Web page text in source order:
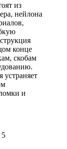
из
нейлона
конце
скобам
устраняет
и
5